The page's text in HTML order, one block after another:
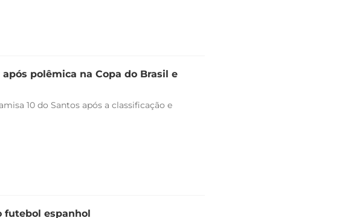
polêmica na Copa do Brasil e
10 do Santos após a classificação e
futebol espanhol